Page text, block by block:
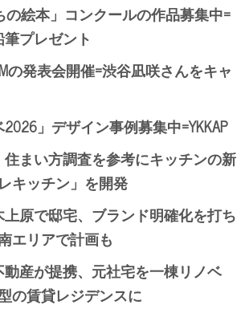
絵本」コンクールの作品募集中=
プレゼント
の発表会開催=渋谷凪咲さんをキャ
2026」デザイン事例募集中=YKKAP
まい方調査を参考にキッチンの新
キッチン」を開発
原で邸宅、ブランド明確化を打ち
エリアで計画も
動産が提携、元社宅を一棟リノベ
の賃貸レジデンスに